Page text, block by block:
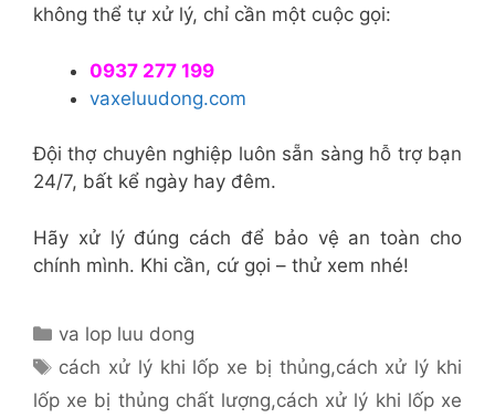
không thể tự xử lý, chỉ cần một cuộc gọi:
0937 277 199
vaxeluudong.com
Đội thợ chuyên nghiệp luôn sẵn sàng hỗ trợ bạn
24/7, bất kể ngày hay đêm.
Hãy xử lý đúng cách để bảo vệ an toàn cho
chính mình. Khi cần, cứ gọi – thử xem nhé!
Danh
mục
va lop luu dong
Thẻ
cách xử lý khi lốp xe bị thủng,cách xử lý khi
lốp xe bị thủng chất lượng,cách xử lý khi lốp xe